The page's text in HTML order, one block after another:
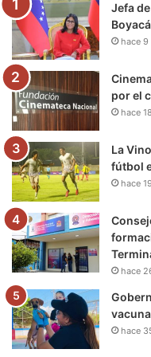
k
r
Jefa
Boyacá
hace
por el
hace
La
fútbol
hace
hace
hace